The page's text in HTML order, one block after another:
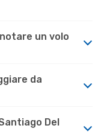
un volo
da
Del